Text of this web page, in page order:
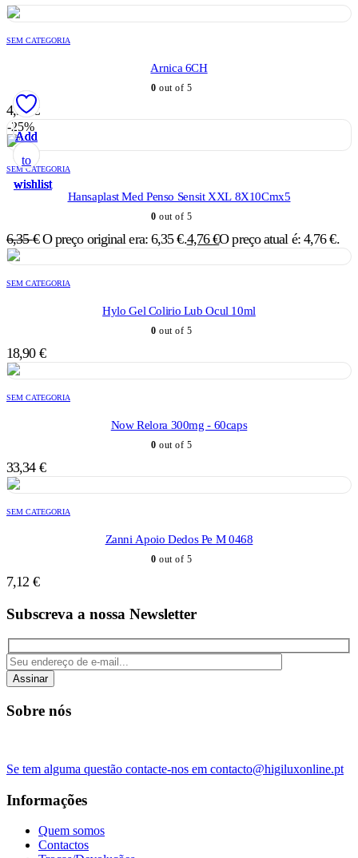
Add
to
wishlist
SEM CATEGORIA
Arnica 6CH
0 out of 5
4,35€
-25%
Add
to
wishlist
SEM CATEGORIA
Hansaplast Med Penso Sensit XXL 8X10Cmx5
0 out of 5
6,35€ O preço original era: 6,35 €.4,76€O preço atual é: 4,76 €.
Add
to
wishlist
SEM CATEGORIA
Hylo Gel Colirio Lub Ocul 10ml
0 out of 5
18,90 €
Add
to
wishlist
SEM CATEGORIA
Now Relora 300mg - 60caps
0 out of 5
33,34 €
Add
to
wishlist
SEM CATEGORIA
Zanni Apoio Dedos Pe M 0468
0 out of 5
7,12 €
Subscreva a nossa Newsletter
Assinar
Sobre nós
Se tem alguma questão contacte-nos em contacto@higiluxonline.pt
Informações
Quem somos
Contactos